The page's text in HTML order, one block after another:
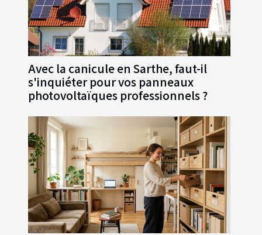
Avec la canicule en Sarthe, faut-il
s'inquiéter pour vos panneaux
photovoltaïques professionnels ?